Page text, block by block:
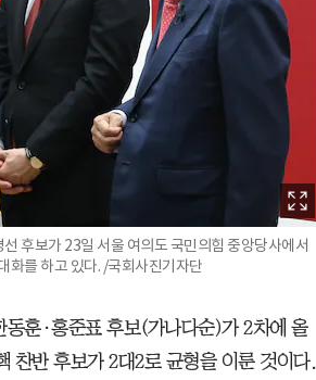
후보가 23일 서울 여의도 국민의힘 중앙당사에서
화를 하고 있다. /국회사진기자단
훈·홍준표 후보(가나다순)가 2차에 올
찬반 후보가 2대2로 균형을 이룬 것이다.